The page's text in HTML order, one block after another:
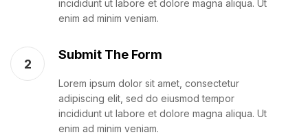
incididunt ut labore et dolore magna aliqua. Ut
enim ad minim veniam.
2
Submit The Form
Lorem ipsum dolor sit amet, consectetur
adipiscing elit, sed do eiusmod tempor
incididunt ut labore et dolore magna aliqua. Ut
enim ad minim veniam.